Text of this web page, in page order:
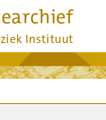
Instituut